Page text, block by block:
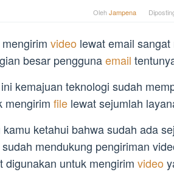
OlehJampena
video lewat email
besar penggunaemail
kemajuan teknologi sudah
mengirim file lewat sejumlah
kamu ketahui bahwa sudah ada
mendukung pengiriman
digunakan untuk mengirim video